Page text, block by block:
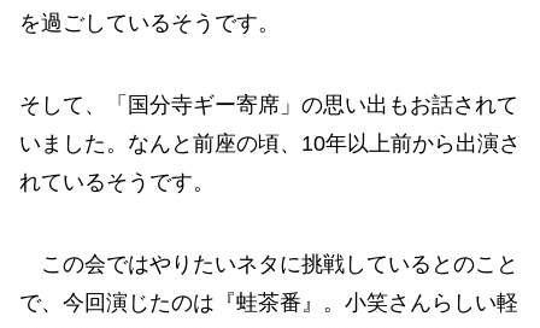
を過ごしているそうです。
そして、「国分寺ギー寄席」の思い出もお話されて
いました。なんと前座の頃、10年以上前から出演さ
れているそうです。
この会ではやりたいネタに挑戦しているとのこと
で、今回演じたのは『蛙茶番』。小笑さんらしい軽